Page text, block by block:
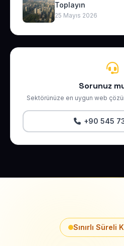
Toplayın
25 Mayıs 2026
Sorunuz
Sektörünüze en uygun web
+90 545
Sınırlı Süreli